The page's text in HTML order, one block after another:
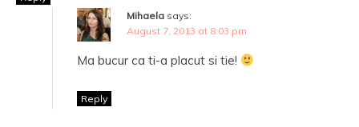
Mihaela says:
August 7, 2013 at 8:03 pm
Ma bucur ca ti-a placut si tie!
Reply